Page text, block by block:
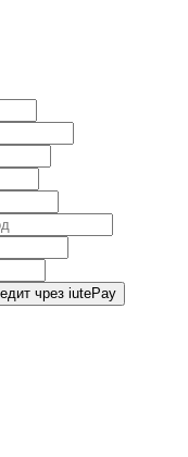
чрез iutePay